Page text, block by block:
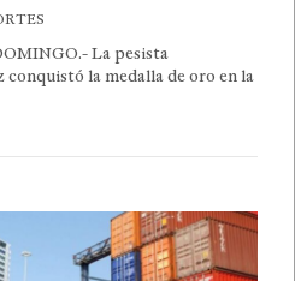
La pesista
la medalla de oro en la